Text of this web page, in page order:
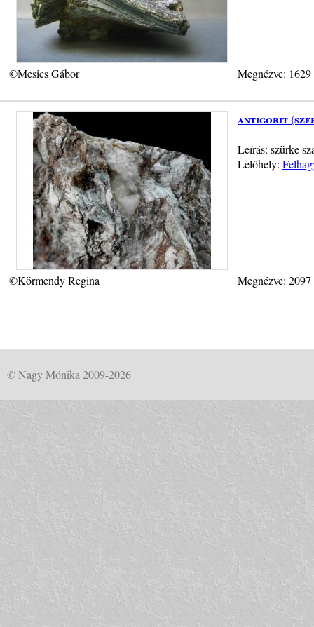
©Mesics Gábor Megnézve:
antigorit
Leírás: szürke
Lelőhely:
©Körmendy Regina Megnézve:
© Nagy Mónika 2009-2026